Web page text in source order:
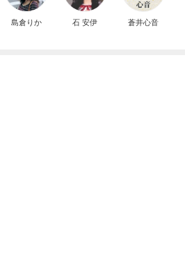
島倉りか 石 安伊 蒼井心音